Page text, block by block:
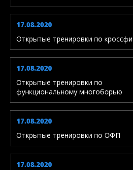
17.08.2020
Открытые тренировки по
17.08.2020
Открытые тренировки по
функциональному многоборью
17.08.2020
Открытые тренировки по ОФП
17.08.2020